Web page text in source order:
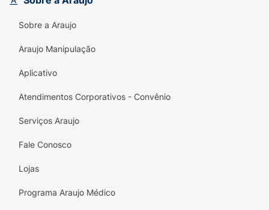
Sobre a Araujo
Araujo Manipulação
Aplicativo
Atendimentos Corporativos - Convênio
Serviços Araujo
Fale Conosco
Lojas
Programa Araujo Médico